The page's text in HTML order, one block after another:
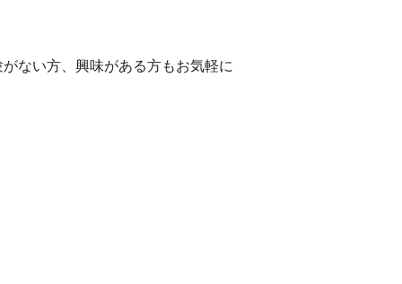
ない方、興味がある方もお気軽に